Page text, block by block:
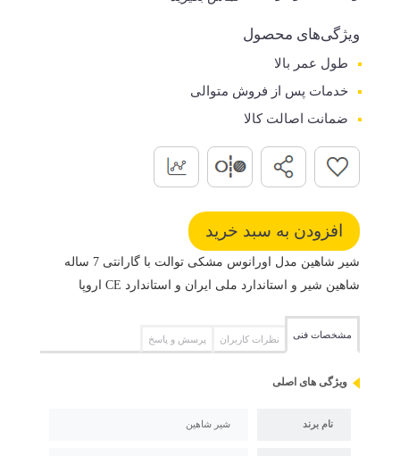
ویژگی‌های محصول
طول عمر بالا
خدمات پس از فروش متوالی
ضمانت اصالت کالا
شیر شاهین مدل اورانوس مشکی توالت با گارانتی 7 ساله
شاهین شیر و استاندارد ملی ایران و استاندارد CE اروپا
مشخصات فنی نظرات کاربران پرسش و پاسخ
ویژگی های اصلی
نام برند شیر شاهین